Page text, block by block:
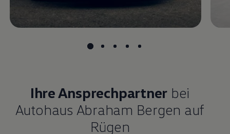
Ihre Ansprechpartner bei
Autohaus Abraham Bergen auf
Rügen